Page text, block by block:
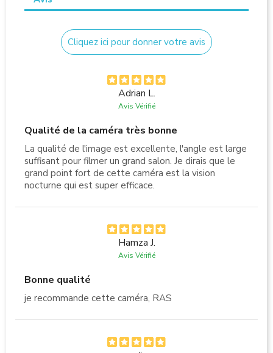
Cliquez ici pour donner votre avis
Adrian L.
Avis Vérifié
Qualité de la caméra très bonne
La qualité de l'image est excellente, l'angle est large
suffisant pour filmer un grand salon. Je dirais que le
grand point fort de cette caméra est la vision
nocturne qui est super efficace.
Hamza J.
Avis Vérifié
Bonne qualité
je recommande cette caméra, RAS